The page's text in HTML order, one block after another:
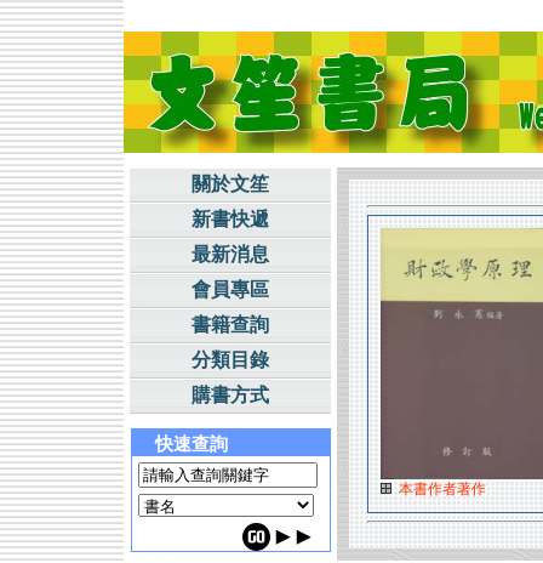
關於文笙
新書快遞
最新消息
會員專區
書籍查詢
分類目錄
購書方式
快速查詢
本書作者著作